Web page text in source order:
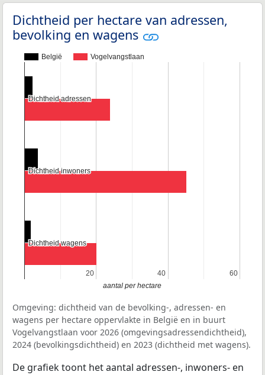
Dichtheid per hectare van adressen,
bevolking en wagens
België Vogelvangstlaan
20
20 40
40 60
60
Dichtheid adressen
Dichtheid adressen
Dichtheid inwoners
Dichtheid inwoners
Dichtheid wagens
Dichtheid wagens
aantal per hectare
Omgeving: dichtheid van de bevolking-, adressen- en
wagens per hectare oppervlakte in België en in buurt
Vogelvangstlaan voor 2026 (omgevingsadressendichtheid),
2024 (bevolkingsdichtheid) en 2023 (dichtheid met wagens).
De grafiek toont het aantal adressen-, inwoners- en